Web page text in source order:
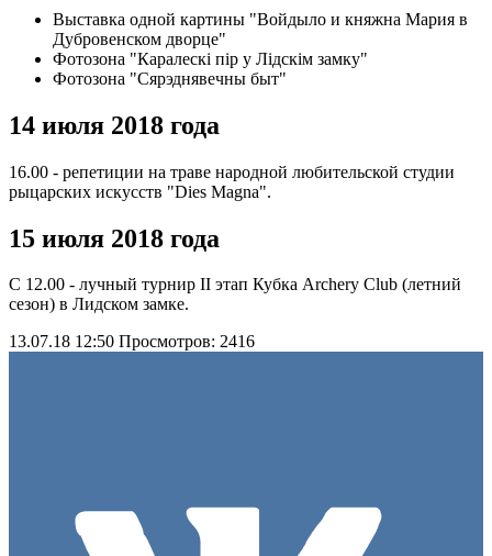
Выставка одной картины "Войдыло и княжна Мария в
Дубровенском дворце"
Фотозона "Каралескi пiр у Лiдскiм замку"
Фотозона "Сярэднявечны быт"
14 июля 2018 года
16.00 - репетиции на траве народной любительской студии
рыцарских искусств "Dies Magna".
15 июля 2018 года
С 12.00 - лучный турнир II этап Кубка Archery Club (летний
сезон) в Лидском замке.
13.07.18 12:50 Просмотров: 2416